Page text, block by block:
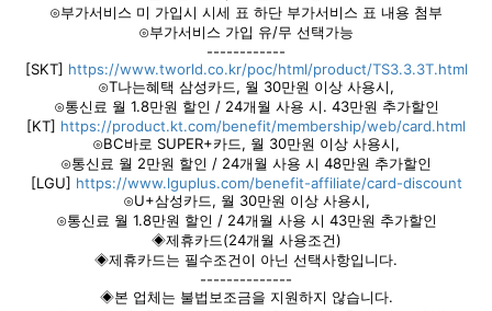
⊙부가서비스 미 가입시 시세 표 하단 부가서비스 표 내용 첨부
⊙부가서비스 가입 유/무 선택가능
------------
[SKT] https://www.tworld.co.kr/poc/html/product/TS3.3.3T.html
⊙T나는혜택 삼성카드, 월 30만원 이상 사용시,
⊙통신료 월 1.8만원 할인 / 24개월 사용 시. 43만원 추가할인
[KT] https://product.kt.com/benefit/membership/web/card.html
⊙BC바로 SUPER+카드, 월 30만원 이상 사용시,
⊙통신료 월 2만원 할인 / 24개월 사용 시 48만원 추가할인
[LGU] https://www.lguplus.com/benefit-affiliate/card-discount
⊙U+삼성카드, 월 30만원 이상 사용시,
⊙통신료 월 1.8만원 할인 / 24개월 사용 시 43만원 추가할인
◈제휴카드(24개월 사용조건)
◈제휴카드는 필수조건이 아닌 선택사항입니다.
--------------
◈본 업체는 불법보조금을 지원하지 않습니다.